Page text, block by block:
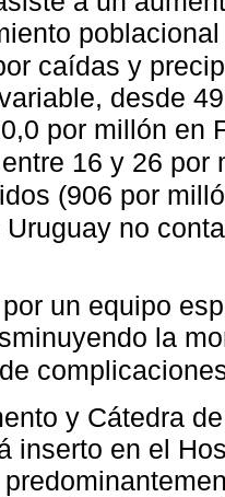
caídas y
desde
por millón en
16 y 26 por
(906 por
Uruguay no
un equipo
la
y Cátedra
inserto en el